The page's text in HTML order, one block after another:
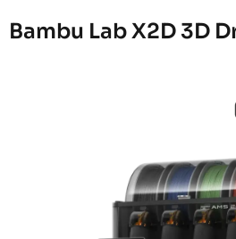
Bambu Lab X2D 3D